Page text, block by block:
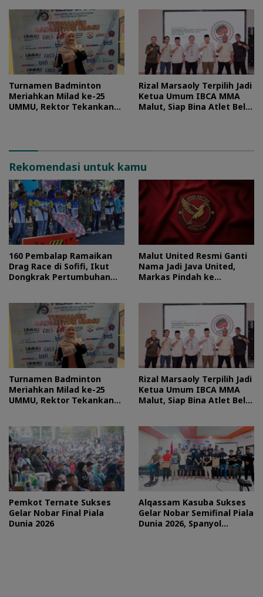
Turnamen Badminton
Meriahkan Milad ke-25
UMMU, Rektor Tekankan
Rizal Marsaoly Terpilih Jadi
Ketua Umum IBCA MMA
Malut, Siap Bina Atlet Bela
Rekomendasi untuk kamu
160 Pembalap Ramaikan
Drag Race di Sofifi, Ikut
Dongkrak Pertumbuhan
Malut United Resmi Ganti
Nama Jadi Java United,
Markas Pindah ke
Turnamen Badminton
Meriahkan Milad ke-25
UMMU, Rektor Tekankan
Rizal Marsaoly Terpilih Jadi
Ketua Umum IBCA MMA
Malut, Siap Bina Atlet Bela
Pemkot Ternate Sukses
Gelar Nobar Final Piala
Dunia 2026
Alqassam Kasuba Sukses
Gelar Nobar Semifinal Piala
Dunia 2026, Spanyol